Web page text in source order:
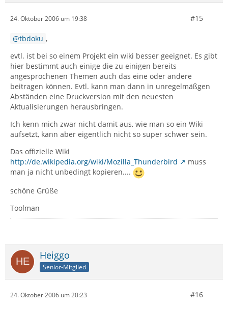
24. Oktober 2006 um 19:38 #15
tbdoku ,
evtl. ist bei so einem Projekt ein wiki besser geeignet. Es gibt
hier bestimmt auch einige die zu einigen bereits
angesprochenen Themen auch das eine oder andere
beitragen können. Evtl. kann man dann in unregelmäßgen
Abständen eine Druckversion mit den neuesten
Aktualisierungen herausbringen.
Ich kenn mich zwar nicht damit aus, wie man so ein Wiki
aufsetzt, kann aber eigentlich nicht so super schwer sein.
Das offizielle Wiki
http://de.wikipedia.org/wiki/Mozilla_Thunderbird
muss
man ja nicht unbedingt kopieren....
schöne Grüße
Toolman
Heiggo
Senior-Mitglied
24. Oktober 2006 um 20:23 #16